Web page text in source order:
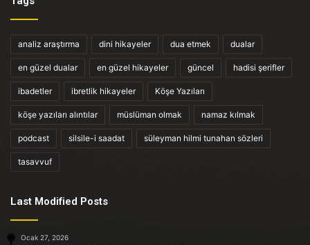
analiz araştırma dini hikayeler dua etmek dualar
en güzel dualar en güzel hikayeler güncel hadisi şerifler
ibadetler ibretlik hikayeler Köşe Yazıları
köşe yazıları alıntılar müslüman olmak namaz kılmak
podcast silsile-i saadat süleyman hilmi tunahan sözleri
tasavvuf
Last Modified Posts
Ocak 27, 2026